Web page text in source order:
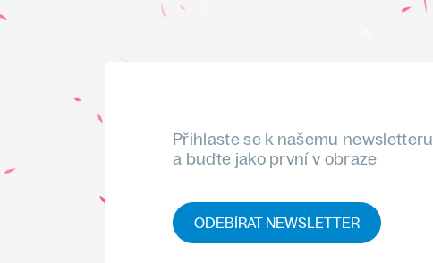
Přihlaste se k našemu newsletteru
a buďte jako první v obraze
ODEBÍRAT NEWSLETTER